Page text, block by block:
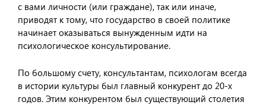
с вами личности (или граждане), так или иначе,
приводят к тому, что государство в своей политике
начинает оказываться вынужденным идти на
психологическое консультирование.
По большому счету, консультантам, психологам всегда
в истории культуры был главный конкурент до 20-х
годов. Этим конкурентом был существующий столетия